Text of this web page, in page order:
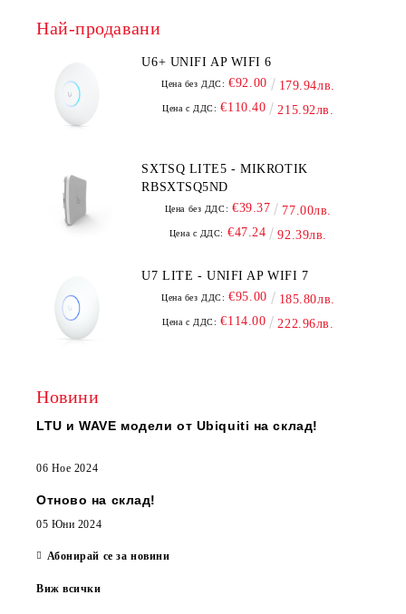
Най-продавани
U6+ UNIFI AP WIFI 6
Цена без ДДС: €92.00 179.94лв.
Цена с ДДС: €110.40 215.92лв.
SXTSQ LITE5 - MIKROTIK
RBSXTSQ5ND
Цена без ДДС: €39.37 77.00лв.
Цена с ДДС: €47.24 92.39лв.
U7 LITE - UNIFI AP WIFI 7
Цена без ДДС: €95.00 185.80лв.
Цена с ДДС: €114.00 222.96лв.
Новини
LTU и WAVE модели от Ubiquiti на склад!
06 Ное 2024
Отново на склад!
05 Юни 2024
Абонирай се за новини
Виж всички